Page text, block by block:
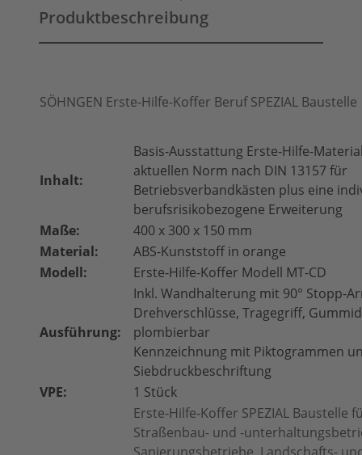
Produktbeschreibung
SÖHNGEN Erste-Hilfe-Koffer Beruf SPEZIAL Baustelle
Inhalt:
Basis-Ausstattung Erste-Hilfe-
aktuellen Norm nach DIN 13157 für
Betriebsverbandkästen plus eine
berufsrisikobezogene Erweiterung
Maße:
400 x 300 x 150 mm
Material:
ABS-Kunststoff in orange
Modell:
Erste-Hilfe-Koffer Modell MT-CD
Ausführung:
Inkl. Wandhalterung mit 90° Stopp-
Drehverschlüsse, Tragegriff,
plombierbar
Kennzeichnung mit Piktogrammen
Siebdruckbeschriftung
VPE:
1 Stück
Erste-Hilfe-Koffer SPEZIAL Baustelle
Straßenbau- und -